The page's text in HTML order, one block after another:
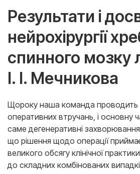
Результати і
нейрохірургії
спинного мозку
І. І. Мечникова
Щороку наша команда проводить
оперативних втручань, і основну
саме дегенеративні
що рішення щодо операції
великого обсягу клінічної
до складних комбінованих